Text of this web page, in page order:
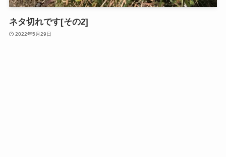
ネタ切れです[その2]
2022年5月29日